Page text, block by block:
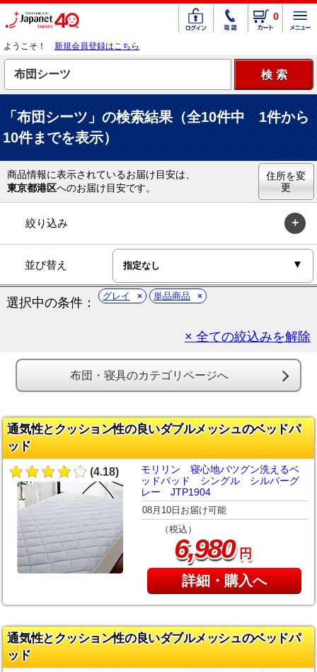
0
ようこそ！ 新規会員登録はこちら
「布団シーツ」の検索結果（全10件中 1件から
10件までを表示）
商品情報に表示されているお届け目安は、
東京都港区へのお届け目安です。
住所を変
更
絞り込み
並び替え
選択中の条件： グレイ 単品商品
× 全ての絞込みを解除
布団・寝具のカテゴリページへ
通気性とクッション性の良いダブルメッシュのベッドパ
ッド
(4.18)
モリリン 寝心地バツグン洗えるベ
ッドパッド シングル シルバーグ
レー JTP1904
08月10日お届け可能
（税込）
6,980円
詳細・購入へ
通気性とクッション性の良いダブルメッシュのベッドパ
ッド